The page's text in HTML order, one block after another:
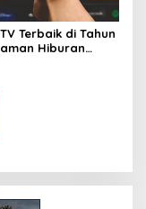
Terbaik di Tahun
Hiburan